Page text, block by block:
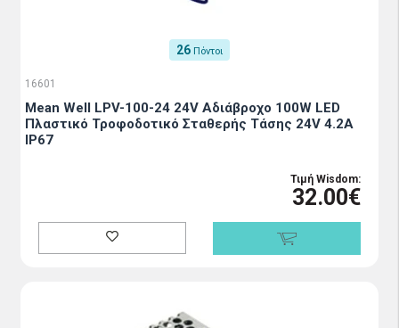
26 Πόντοι
16601
Mean Well LPV-100-24 24V Αδιάβροχο 100W LED
Πλαστικό Τροφοδοτικό Σταθερής Τάσης 24V 4.2A
IP67
Τιμή Wisdom:
32.00€